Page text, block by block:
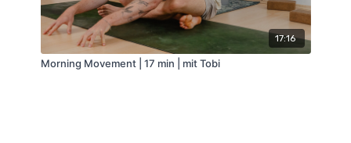
17:16
Morning Movement | 17 min | mit Tobi